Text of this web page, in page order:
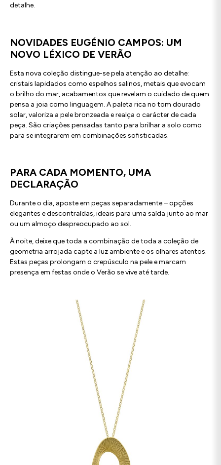
detalhe.
NOVIDADES EUGÉNIO CAMPOS: UM
NOVO LÉXICO DE VERÃO
Esta nova coleção distingue-se pela atenção ao detalhe:
cristais lapidados como espelhos salinos, metais que evocam
o brilho do mar, acabamentos que revelam o cuidado de quem
pensa a joia como linguagem. A paleta rica no tom dourado
solar, valoriza a pele bronzeada e realça o carácter de cada
peça. São criações pensadas tanto para brilhar a solo como
para se integrarem em combinações sofisticadas.
PARA CADA MOMENTO, UMA
DECLARAÇÃO
Durante o dia, aposte em peças separadamente – opções
elegantes e descontraídas, ideais para uma saída junto ao mar
ou um almoço despreocupado ao sol.
À noite, deixe que toda a combinação de toda a coleção de
geometria arrojada capte a luz ambiente e os olhares atentos.
Estas peças prolongam o crepúsculo na pele e marcam
presença em festas onde o Verão se vive até tarde.